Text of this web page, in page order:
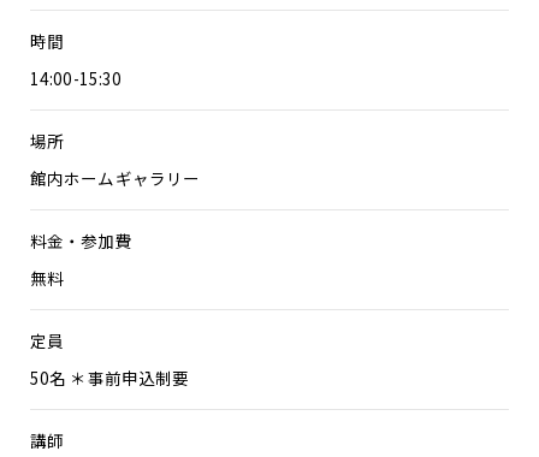
時間
14:00-15:30
場所
館内ホームギャラリー
料金・参加費
無料
定員
50名 ＊事前申込制要
講師